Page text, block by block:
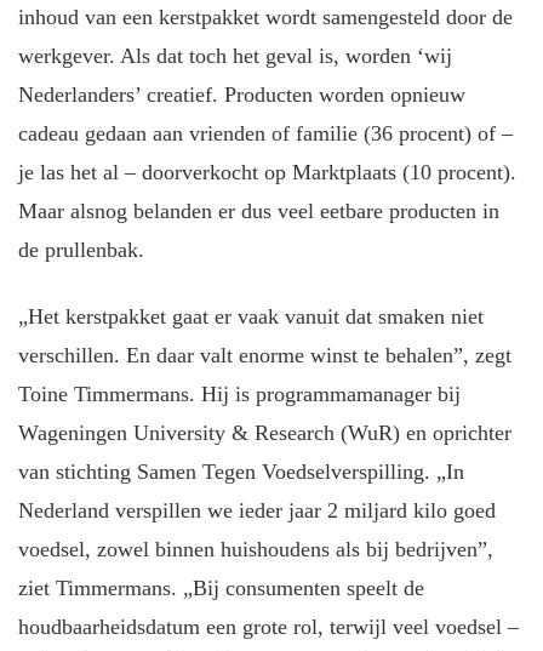
inhoud van een kerstpakket wordt samengesteld door de
werkgever. Als dat toch het geval is, worden ‘wij
Nederlanders’ creatief. Producten worden opnieuw
cadeau gedaan aan vrienden of familie (36 procent) of –
je las het al – doorverkocht op Marktplaats (10 procent).
Maar alsnog belanden er dus veel eetbare producten in
de prullenbak.
„Het kerstpakket gaat er vaak vanuit dat smaken niet
verschillen. En daar valt enorme winst te behalen”, zegt
Toine Timmermans. Hij is programmamanager bij
Wageningen University & Research (WuR) en oprichter
van stichting Samen Tegen Voedselverspilling. „In
Nederland verspillen we ieder jaar 2 miljard kilo goed
voedsel, zowel binnen huishoudens als bij bedrijven”,
ziet Timmermans. „Bij consumenten speelt de
houdbaarheidsdatum een grote rol, terwijl veel voedsel –